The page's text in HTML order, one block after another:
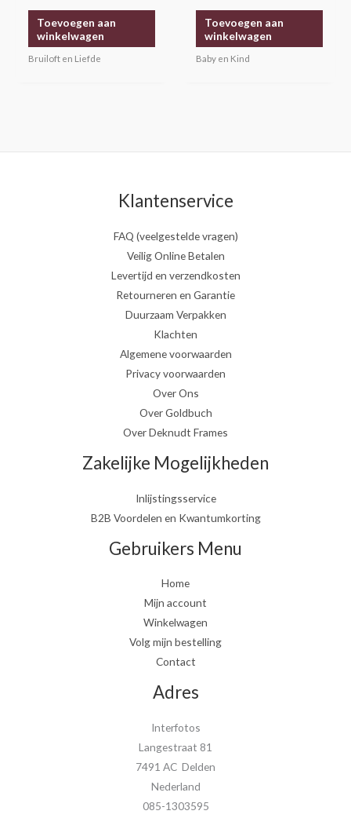
Toevoegen aan
winkelwagen
Bruiloft en Liefde
Toevoegen aan
winkelwagen
Baby en Kind
Klantenservice
FAQ (veelgestelde vragen)
Veilig Online Betalen
Levertijd en verzendkosten
Retourneren en Garantie
Duurzaam Verpakken
Klachten
Algemene voorwaarden
Privacy voorwaarden
Over Ons
Over Goldbuch
Over Deknudt Frames
Zakelijke Mogelijkheden
Inlijstingsservice
B2B Voordelen en Kwantumkorting
Gebruikers Menu
Home
Mijn account
Winkelwagen
Volg mijn bestelling
Contact
Adres
Interfotos
Langestraat 81
7491 AC Delden
Nederland
085-1303595